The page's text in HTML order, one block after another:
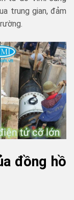
trung gian, đảm
đồng hồ